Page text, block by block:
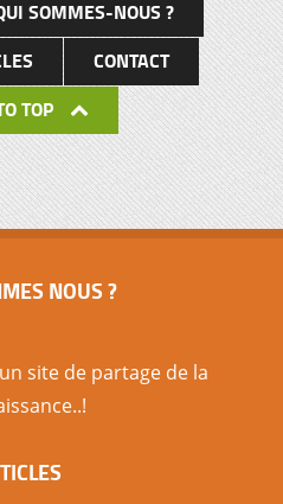
SOMMES-NOUS ?
CONTACT
TOP
NOUS ?
site de partage de la